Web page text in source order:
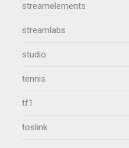
streamelements
streamlabs
studio
tennis
tf1
toslink